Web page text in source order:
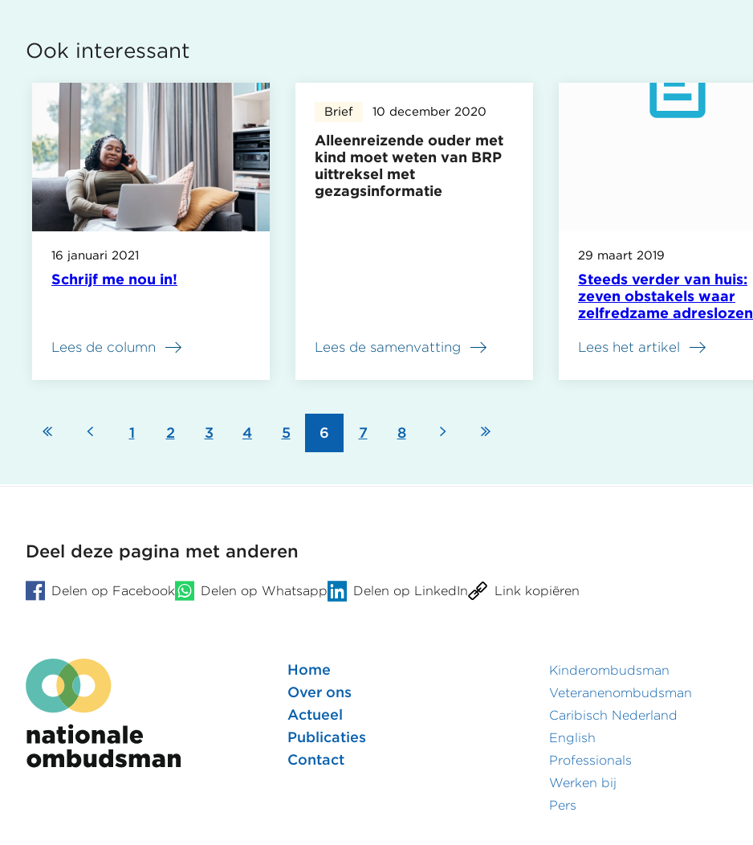
Ook interessant
Schrijf me nou in!
16 januari 2021
Lees de column
Alleenreizende ouder met
kind moet weten van BRP
uittreksel met
gezagsinformatie
Brief 10 december 2020
Lees de samenvatting
over
met
kind
moet
van
Steeds verder van huis:
zeven obstakels waar
zelfredzame adreslozen
29 maart 2019
Lees het artikel
Eerste VorigePagina
1 Pagina
2 Pagina
3 Pagina
4 Pagina
5 Pagina
6 Pagina
7 Pagina
8 Volgende
Deel deze pagina met anderen
Delen op Facebook Delen op Whatsapp Delen op LinkedIn Link kopiëren
Footer
hoofdmenu
Home
Over ons
Actueel
Publicaties
Contact
Footer
secundair
menu
Kinderombudsman
Veteranenombudsman
Caribisch Nederland
English
Professionals
Werken bij
Pers